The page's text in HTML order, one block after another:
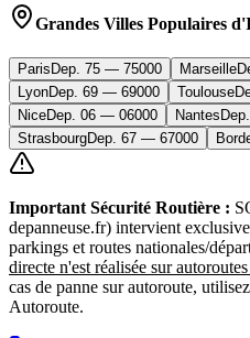
Grandes Villes Populaires
Paris Dep. 75 — 75000 Marseille
LyonDep. 69 — 69000 Toulouse
NiceDep. 06 — 06000 Nantes Dep.
StrasbourgDep. 67 — 67000
Important Sécurité Routière :
depanneuse.fr) intervient
parkings et routes nationales/
directe n'est réalisée sur
cas de panne sur autoroute,
Autoroute.